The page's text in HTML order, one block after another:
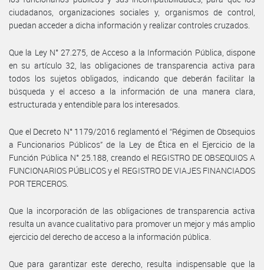
ciudadanos, organizaciones sociales y, organismos de control,
puedan acceder a dicha información y realizar controles cruzados.
Que la Ley N° 27.275, de Acceso a la Información Pública, dispone
en su artículo 32, las obligaciones de transparencia activa para
todos los sujetos obligados, indicando que deberán facilitar la
búsqueda y el acceso a la información de una manera clara,
estructurada y entendible para los interesados.
Que el Decreto N° 1179/2016 reglamentó el “Régimen de Obsequios
a Funcionarios Públicos” de la Ley de Ética en el Ejercicio de la
Función Pública N° 25.188, creando el REGISTRO DE OBSEQUIOS A
FUNCIONARIOS PÚBLICOS y el REGISTRO DE VIAJES FINANCIADOS
POR TERCEROS.
Que la incorporación de las obligaciones de transparencia activa
resulta un avance cualitativo para promover un mejor y más amplio
ejercicio del derecho de acceso a la información pública.
Que para garantizar este derecho, resulta indispensable que la